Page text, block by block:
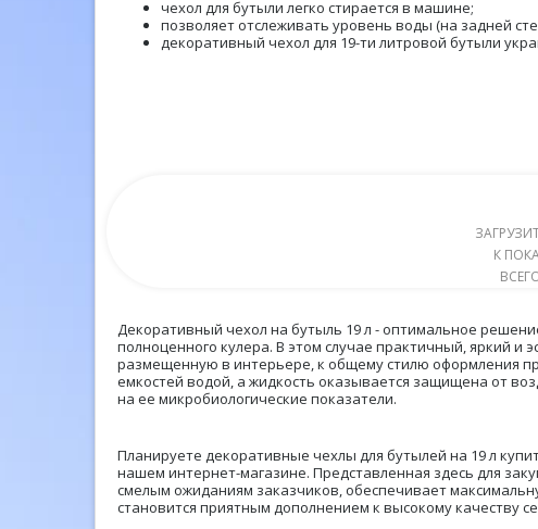
чехол для бутыли легко стирается в машине;
позволяет отслеживать уровень воды (на задней
декоративный чехол для 19-ти литровой бутыли
К
Декоративный чехол на бутыль 19 л - оптимальное
полноценного кулера. В этом случае практичный, яркий и
размещенную в интерьере, к общему стилю оформления
емкостей водой, а жидкость оказывается защищена от
на ее микробиологические показатели.
Планируете декоративные чехлы для бутылей на 19 л
нашем интернет-магазине. Представленная здесь для
смелым ожиданиям заказчиков, обеспечивает
становится приятным дополнением к высокому качеству